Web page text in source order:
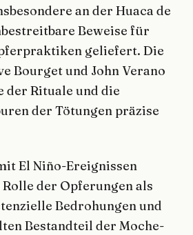
an der Huaca de
Beweise für
geliefert. Die
Bourget und John Verano
der Rituale und die
der Tötungen präzise
El Niño-Ereignissen
der Opferungen als
Bedrohungen und
Bestandteil der Moche-